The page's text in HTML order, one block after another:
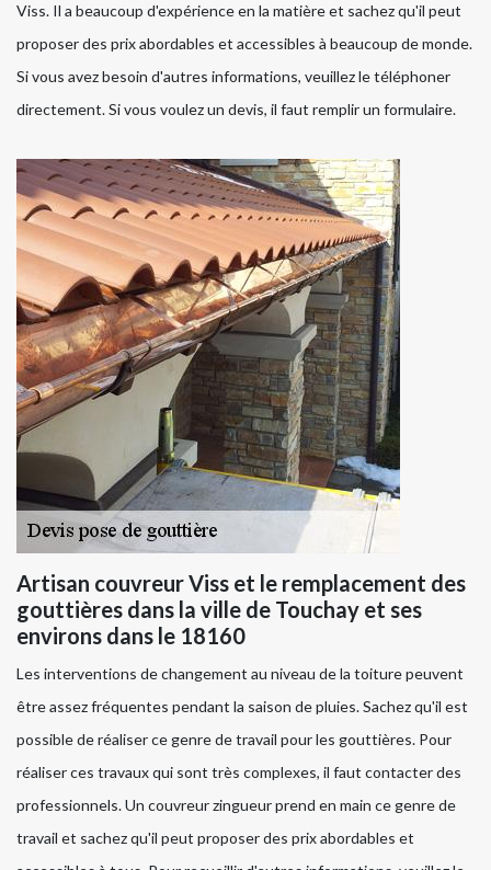
Viss. Il a beaucoup d'expérience en la matière et sachez qu'il peut
proposer des prix abordables et accessibles à beaucoup de monde.
Si vous avez besoin d'autres informations, veuillez le téléphoner
directement. Si vous voulez un devis, il faut remplir un formulaire.
Artisan couvreur Viss et le remplacement des
gouttières dans la ville de Touchay et ses
environs dans le 18160
Les interventions de changement au niveau de la toiture peuvent
être assez fréquentes pendant la saison de pluies. Sachez qu'il est
possible de réaliser ce genre de travail pour les gouttières. Pour
réaliser ces travaux qui sont très complexes, il faut contacter des
professionnels. Un couvreur zingueur prend en main ce genre de
travail et sachez qu'il peut proposer des prix abordables et